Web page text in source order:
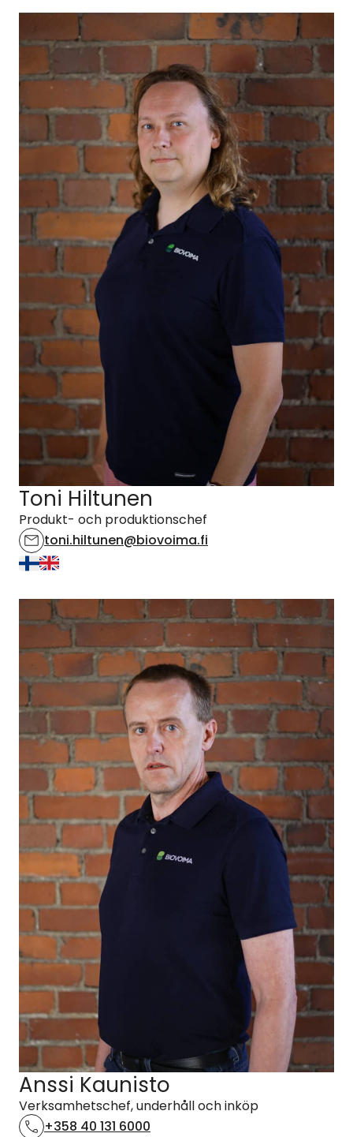
Toni Hiltunen
Produkt- och produktionschef
toni.hiltunen@biovoima.fi
Anssi Kaunisto
Verksamhetschef, underhåll och inköp
+358 40 131 6000